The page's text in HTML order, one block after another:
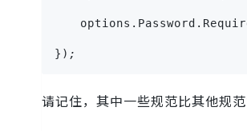
}) ;
请记住，其中一些规范比其他规